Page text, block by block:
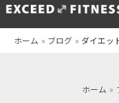
内
ホーム ブログ ダイエッ
ホーム